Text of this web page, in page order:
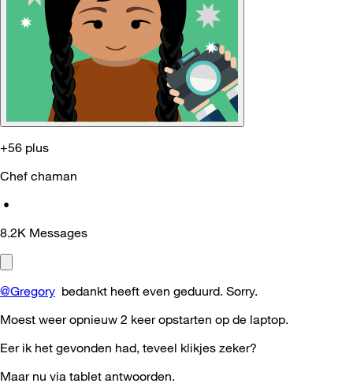
+56 plus
Chef chaman
•
8.2K Messages
@Gregory bedankt heeft even geduurd. Sorry.
Moest weer opnieuw 2 keer opstarten op de laptop.
Eer ik het gevonden had, teveel klikjes zeker?
Maar nu via tablet antwoorden.